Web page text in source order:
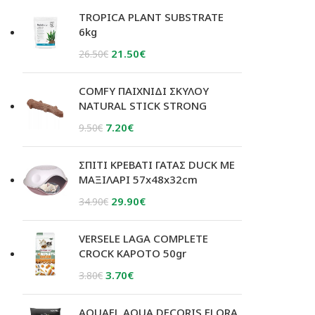
TROPICA PLANT SUBSTRATE
6kg
26.50€ Original
price
was:
26.50€.
21.50€Η
τρέχουσα
τιμή
είναι:
COMFY ΠΑΙΧΝΙΔΙ ΣΚΥΛΟΥ
NATURAL STICK STRONG
9.50€ Original
price
was:
9.50€.
7.20€Η
τρέχουσα
τιμή
είναι:
ΣΠΙΤΙ ΚΡΕΒΑΤΙ ΓΑΤΑΣ DUCK ΜΕ
ΜΑΞΙΛΑΡΙ 57x48x32cm
34.90€ Original
price
was:
34.90€.
29.90€Η
τρέχουσα
τιμή
είναι:
VERSELE LAGA COMPLETE
CROCK ΚΑΡΟΤΟ 50gr
3.80€ Original
price
was:
3.70€Η
τρέχουσα
τιμή
AQUAEL AQUA DECORIS FLORA